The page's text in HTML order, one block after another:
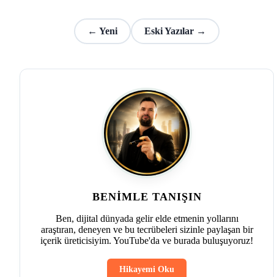
← Yeni Eski Yazılar →
BENIMLE TANIŞIN
Ben, dijital dünyada gelir elde etmenin yollarını
araştıran, deneyen ve bu tecrübeleri sizinle paylaşan bir
içerik üreticisiyim. YouTube'da ve burada buluşuyoruz!
Hikayemi Oku